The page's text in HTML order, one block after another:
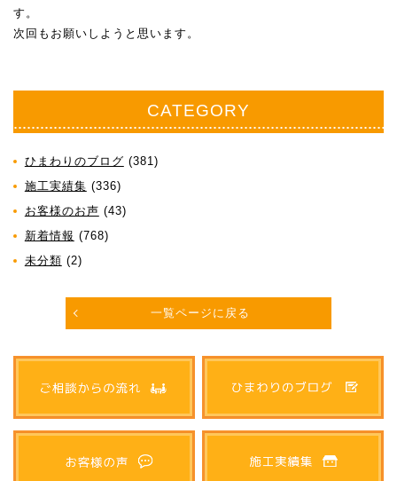
す。
次回もお願いしようと思います。
CATEGORY
ひまわりのブログ (381)
施工実績集 (336)
お客様のお声 (43)
新着情報 (768)
未分類 (2)
一覧ページに戻る